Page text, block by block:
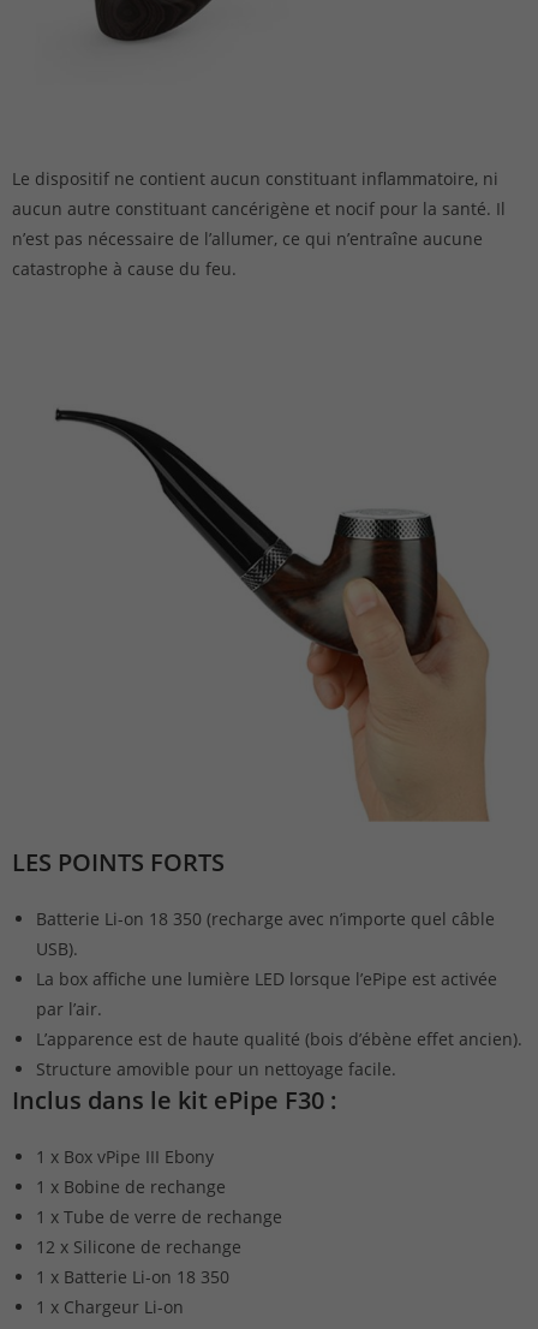
Le dispositif ne contient aucun constituant inflammatoire, ni
aucun autre constituant cancérigène et nocif pour la santé. Il
n’est pas nécessaire de l’allumer, ce qui n’entraîne aucune
catastrophe à cause du feu.
LES POINTS FORTS
Batterie Li-on 18 350 (recharge avec n’importe quel câble
USB).
La box affiche une lumière LED lorsque l’ePipe est activée
par l’air.
L’apparence est de haute qualité (bois d’ébène effet ancien).
Structure amovible pour un nettoyage facile.
Inclus dans le kit ePipe F30 :
1 x Box vPipe III Ebony
1 x Bobine de rechange
1 x Tube de verre de rechange
12 x Silicone de rechange
1 x Batterie Li-on 18 350
1 x Chargeur Li-on